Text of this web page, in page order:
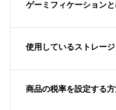
ゲーミフィケーションと
使用しているストレー
商品の税率を設定する